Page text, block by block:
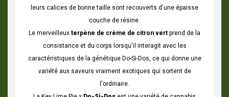
leurs calices de bonne taille sont recouverts d'une épaisse
couche de résine.
Le merveilleux terpène de crème de citron vert prend de la
consistance et du corps lorsqu'il interagit avec les
caractéristiques de la génétique Do-Si-Dos, ce qui donne une
variété aux saveurs vraiment exotiques qui sortent de
l'ordinaire.